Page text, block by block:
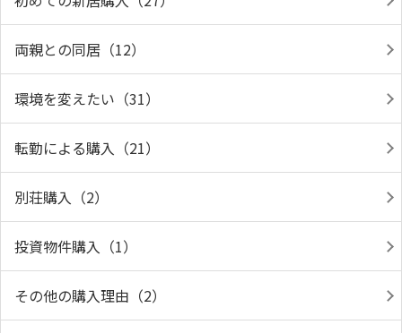
両親との同居（12）
環境を変えたい（31）
転勤による購入（21）
別荘購入（2）
投資物件購入（1）
その他の購入理由（2）